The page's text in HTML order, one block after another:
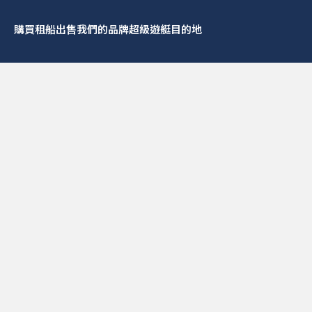
購買租船出售我們的品牌超級遊艇 目的地